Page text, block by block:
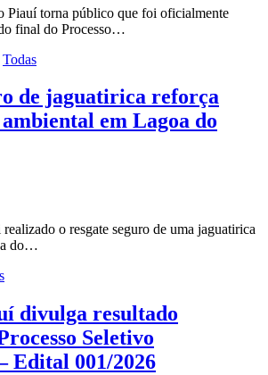
Piauí torna público que foi oficialmente
final do Processo…
Todas
de jaguatirica reforça
em Lagoa do
o resgate seguro de uma jaguatirica
do…
divulga resultado
Seletivo
Edital 001/2026